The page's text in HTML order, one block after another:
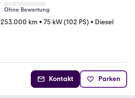
Ohne Bewertung
253.000 km • 75 kW (102 PS) • Diesel
Kontakt Parken